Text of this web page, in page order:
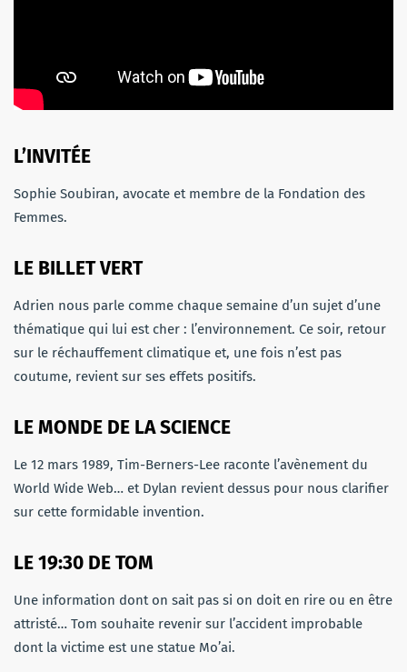
L’INVITÉE
Sophie Soubiran, avocate et membre de la Fondation des
Femmes.
LE BILLET VERT
Adrien nous parle comme chaque semaine d’un sujet d’une
thématique qui lui est cher : l’environnement. Ce soir, retour
sur le réchauffement climatique et, une fois n’est pas
coutume, revient sur ses effets positifs.
LE MONDE DE LA SCIENCE
Le 12 mars 1989, Tim-Berners-Lee raconte l’avènement du
World Wide Web… et Dylan revient dessus pour nous clarifier
sur cette formidable invention.
LE 19:30 DE TOM
Une information dont on sait pas si on doit en rire ou en être
attristé… Tom souhaite revenir sur l’accident improbable
dont la victime est une statue Mo’ai.